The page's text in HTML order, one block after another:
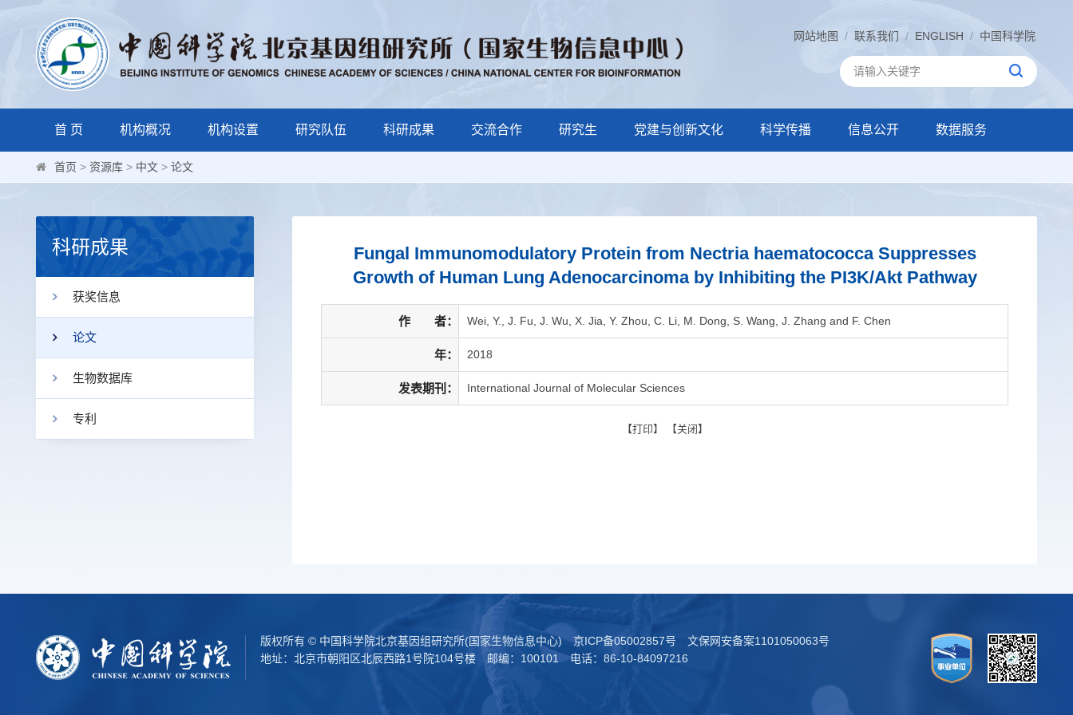
网站地图 / 联系我们 / ENGLISH / 中国科学院
首 页 机构概况 机构设置 研究队伍 科研成果 交流合作 研究生 党建与创新文化 科学传播 信息公开 数据服务
首页 > 资源库 > 中文 > 论文
科研成果
获奖信息
论文
生物数据库
专利
Fungal Immunomodulatory Protein from Nectria haematococca Suppresses
Growth of Human Lung Adenocarcinoma by Inhibiting the PI3K/Akt Pathway
作 者： Wei, Y., J. Fu, J. Wu, X. Jia, Y. Zhou, C. Li, M. Dong, S. Wang, J. Zhang and F. Chen
年： 2018
发表期刊： International Journal of Molecular Sciences
【打印】 【关闭 】
版权所有 © 中国科学院北京基因组研究所(国家生物信息中心)京ICP备05002857号
文保网安备案1101050063号
地址：北京市朝阳区北辰西路1号院104号楼 邮编：100101 电话：86-10-84097216